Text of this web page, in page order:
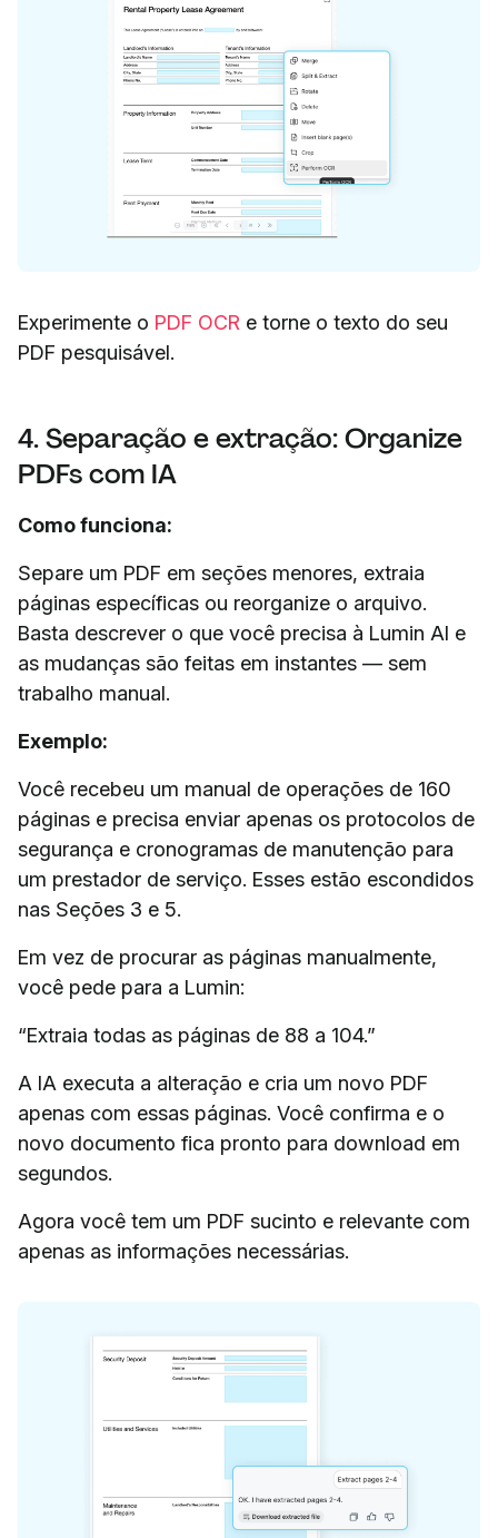
Experimente o PDF OCR e torne o texto do seu
PDF pesquisável.
4. Separação e extração: Organize
PDFs com IA
Como funciona:
Separe um PDF em seções menores, extraia
páginas específicas ou reorganize o arquivo.
Basta descrever o que você precisa à Lumin AI e
as mudanças são feitas em instantes — sem
trabalho manual.
Exemplo:
Você recebeu um manual de operações de 160
páginas e precisa enviar apenas os protocolos de
segurança e cronogramas de manutenção para
um prestador de serviço. Esses estão escondidos
nas Seções 3 e 5.
Em vez de procurar as páginas manualmente,
você pede para a Lumin:
“Extraia todas as páginas de 88 a 104.”
A IA executa a alteração e cria um novo PDF
apenas com essas páginas. Você confirma e o
novo documento fica pronto para download em
segundos.
Agora você tem um PDF sucinto e relevante com
apenas as informações necessárias.